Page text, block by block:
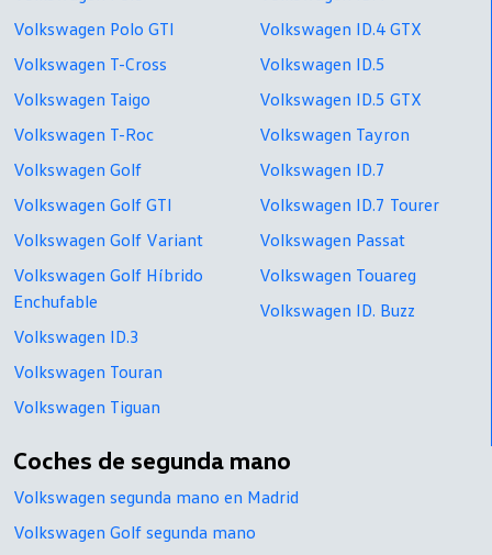
Volkswagen Polo GTI
Volkswagen T-Cross
Volkswagen Taigo
Volkswagen T-Roc
Volkswagen Golf
Volkswagen Golf GTI
Volkswagen Golf Variant
Volkswagen Golf Híbrido
Enchufable
Volkswagen ID.3
Volkswagen Touran
Volkswagen Tiguan
Volkswagen ID.4 GTX
Volkswagen ID.5
Volkswagen ID.5 GTX
Volkswagen Tayron
Volkswagen ID.7
Volkswagen ID.7 Tourer
Volkswagen Passat
Volkswagen Touareg
Volkswagen ID. Buzz
Coches de segunda mano
Volkswagen segunda mano en Madrid
Volkswagen Golf segunda mano